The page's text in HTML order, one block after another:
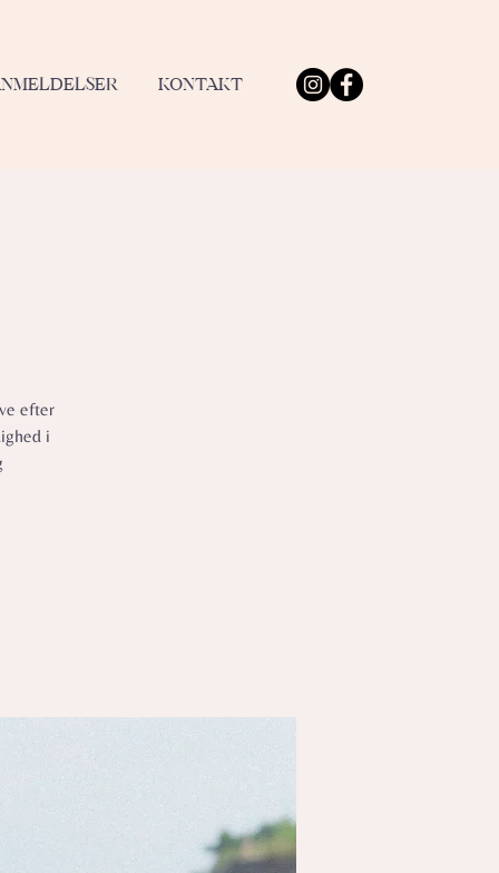
KONTAKT
efter
i